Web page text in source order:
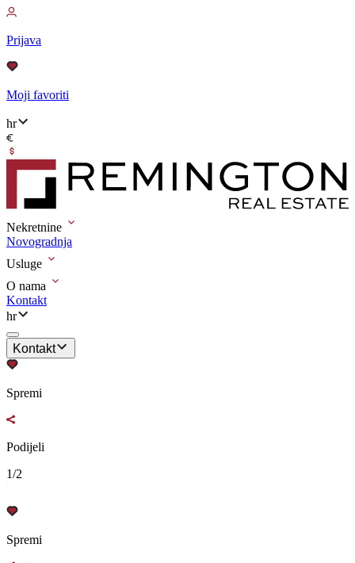
Prijava
Moji favoriti
hr
Nekretnine
Novogradnja
Usluge
O nama
Kontakt
hr
Kontakt
Spremi
Podijeli
1/2
Spremi